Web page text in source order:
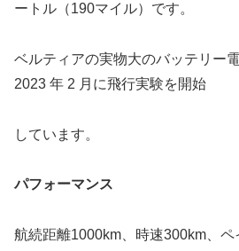
ートル（190マイル）です。
ベルティアの実物大のバッテリー
2023 年 2 月に飛行実験を開始
しています。
パフォーマンス
航続距離1000km、 時速300km、 ペ